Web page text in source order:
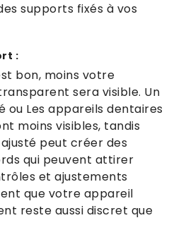
supports fixés à vos
:
bon, moins votre
sera visible. Un
ou Les appareils dentaires
moins visibles, tandis
peut créer des
qui peuvent attirer
et ajustements
que votre appareil
reste aussi discret que